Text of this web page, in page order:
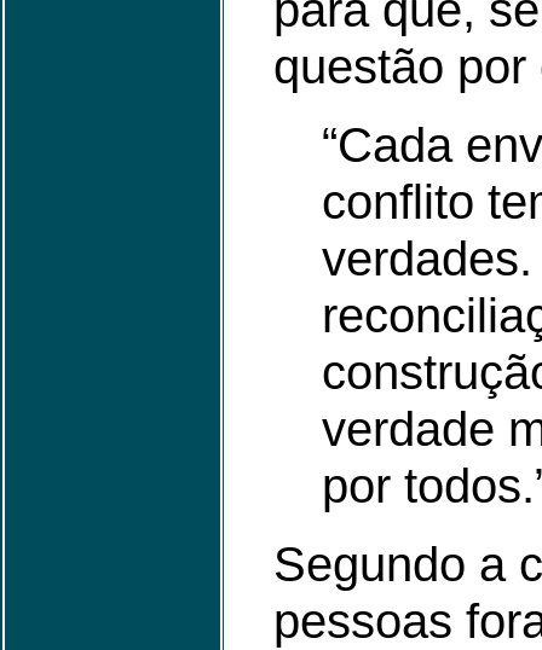
questão por
“Cada
conflito
verdade
por
Segundo a
pessoas